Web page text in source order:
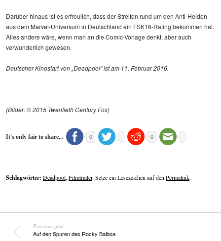
Darüber hinaus ist es erfreulich, dass der Streifen rund um den Anti-Helden
aus dem Marvel-Universum in Deutschland ein FSK16-Rating bekommen hat.
Alles andere wäre, wenn man an die Comic-Vorlage denkt, aber auch
verwunderlich gewesen.
Deutscher Kinostart von „Deadpool“ ist am 11. Februar 2016.
(Bilder: © 2015 Twentieth Century Fox)
It's only fair to share... 0 0
Schlagwörter: Deadpool,Filmtrailer. Setze ein Lesezeichen auf denPermalink.
Previous post
Auf den Spuren des Rocky Balboa